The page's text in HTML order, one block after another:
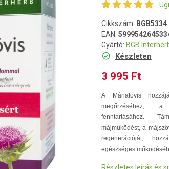
Cikkszám: BGB5334
EAN:
Gyártó: BGB
Készleten
3 995 Ft
A Máriatövis
megőrzéséhez,
fenntartásához.
májműködést, a
regenerációját,
egészséges